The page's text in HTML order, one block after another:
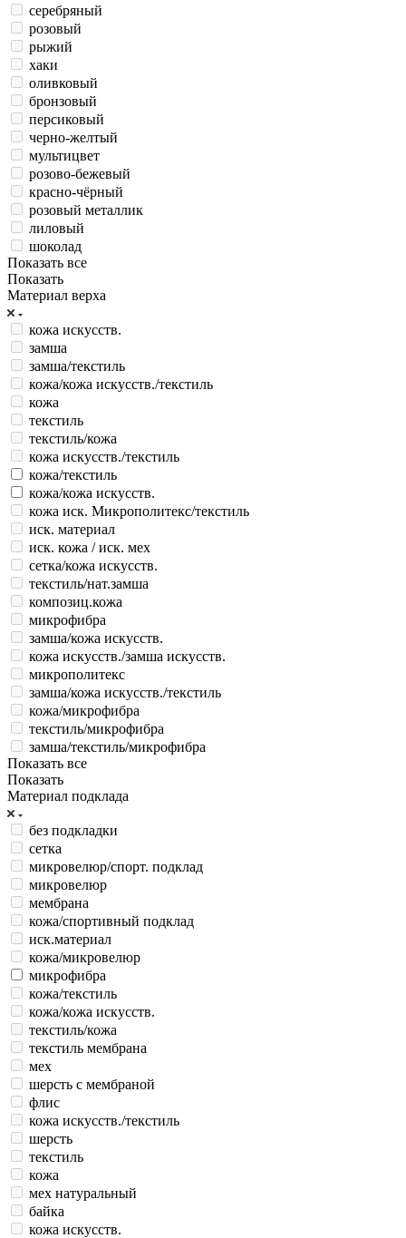
серебряный
розовый
рыжий
хаки
оливковый
бронзовый
персиковый
черно-желтый
мультицвет
розово-бежевый
красно-чёрный
розовый металлик
лиловый
шоколад
Показать все
Показать
Материал верха
кожа искусств.
замша
замша/текстиль
кожа/кожа искусств./текстиль
кожа
текстиль
текстиль/кожа
кожа искусств./текстиль
кожа/текстиль
кожа/кожа искусств.
кожа иск. Микрополитекс/текстиль
иск. материал
иск. кожа / иск. мех
сетка/кожа искусств.
текстиль/нат.замша
композиц.кожа
микрофибра
замша/кожа искусств.
кожа искусств./замша искусств.
микрополитекс
замша/кожа искусств./текстиль
кожа/микрофибра
текстиль/микрофибра
замша/текстиль/микрофибра
Показать все
Показать
Материал подклада
без подкладки
сетка
микровелюр/спорт. подклад
микровелюр
мембрана
кожа/спортивный подклад
иск.материал
кожа/микровелюр
микрофибра
кожа/текстиль
кожа/кожа искусств.
текстиль/кожа
текстиль мембрана
мех
шерсть с мембраной
флис
кожа искусств./текстиль
шерсть
текстиль
кожа
мех натуральный
байка
кожа искусств.